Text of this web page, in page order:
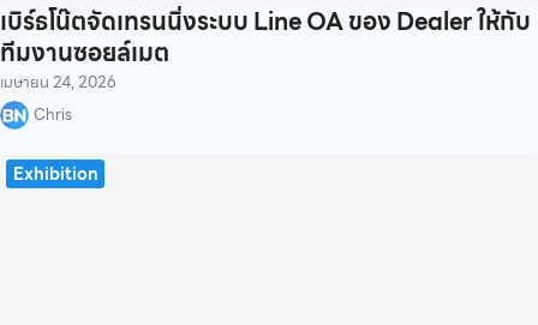
เบิร์ธโน๊ตจัดเทรนนิ่งระบบ Line OA ของ Dealer ให้กับ
ทีมงานซอยล์เมต
เมษายน 24, 2026
Chris
Exhibition